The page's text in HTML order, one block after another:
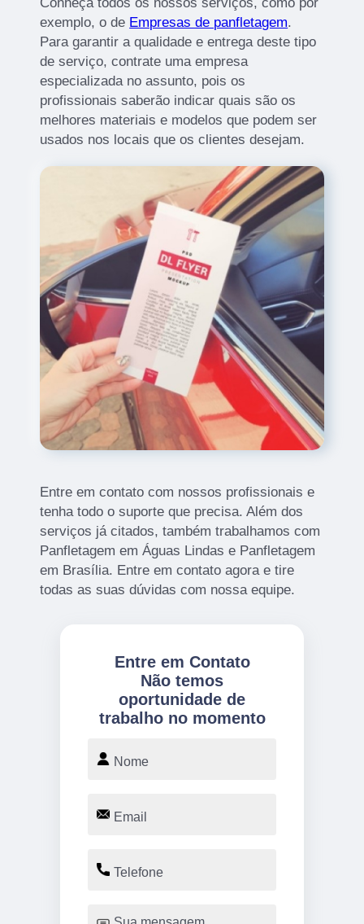
exemplo, o de Empresas de panfletagem.
Para garantir a qualidade e entrega deste tipo
de serviço, contrate uma empresa
especializada no assunto, pois os
profissionais saberão indicar quais são os
melhores materiais e modelos que podem ser
usados nos locais que os clientes desejam.
Entre em contato com nossos profissionais e
tenha todo o suporte que precisa. Além dos
serviços já citados, também trabalhamos com
Panfletagem em Águas Lindas e Panfletagem
em Brasília. Entre em contato agora e tire
todas as suas dúvidas com nossa equipe.
Entre em Contato
Não temos
oportunidade de
trabalho no momento